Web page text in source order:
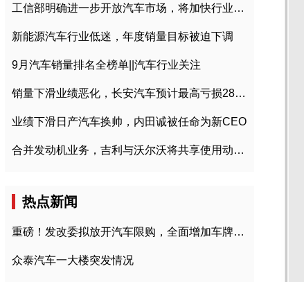
工信部明确进一步开放汽车市场，将加快行业兼并重组
新能源汽车行业低迷，年度销量目标被迫下调
9月汽车销量排名全榜单||汽车行业关注
销量下滑业绩恶化，长安汽车预计最高亏损28亿元
业绩下滑日产汽车换帅，内田诚被任命为新CEO
合并发动机业务，吉利与沃尔沃将共享使用动力总成
热点新闻
重磅！发改委拟放开汽车限购，全面增加车牌指标
众泰汽车一大楼突发情况